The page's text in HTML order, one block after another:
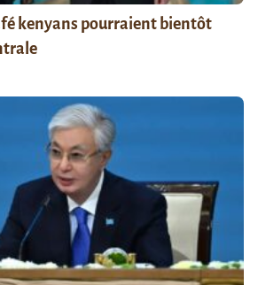
kenyans pourraient bientôt